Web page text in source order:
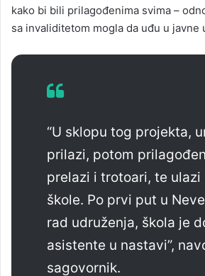
kako bi bili prilagođenima svima –
sa invaliditetom mogla da uđu u javne
“U sklopu tog projekta,
prilazi, potom
prelazi i trotoari, te ulazi
škole. Po prvi put u
rad udruženja, škola je
asistente u nastavi”,
sagovornik.